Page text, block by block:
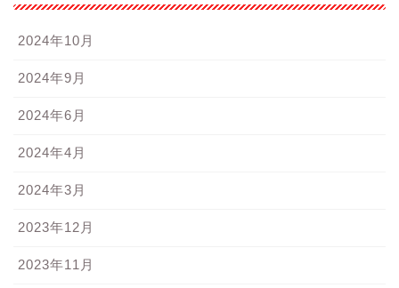
2024年10月
2024年9月
2024年6月
2024年4月
2024年3月
2023年12月
2023年11月